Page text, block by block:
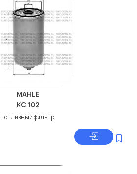
MAHLE
KC 102
Топливный фильтр